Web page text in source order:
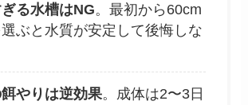
る水槽はNG。最初から60cm
ぶと水質が安定して後悔しな
やりは逆効果。成体は2〜3日